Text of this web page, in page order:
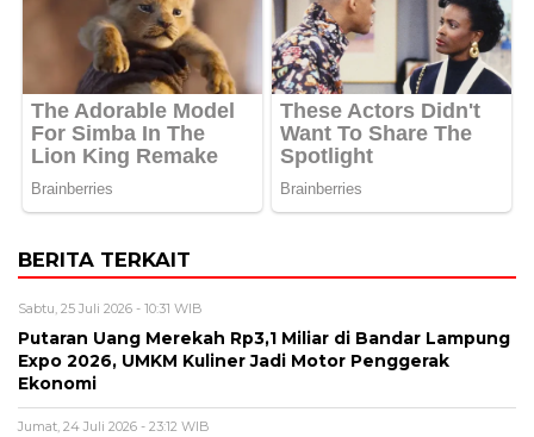
BERITA TERKAIT
Sabtu, 25 Juli 2026 - 10:31 WIB
Putaran Uang Merekah Rp3,1 Miliar di Bandar Lampung
Expo 2026, UMKM Kuliner Jadi Motor Penggerak
Ekonomi
Jumat, 24 Juli 2026 - 23:12 WIB